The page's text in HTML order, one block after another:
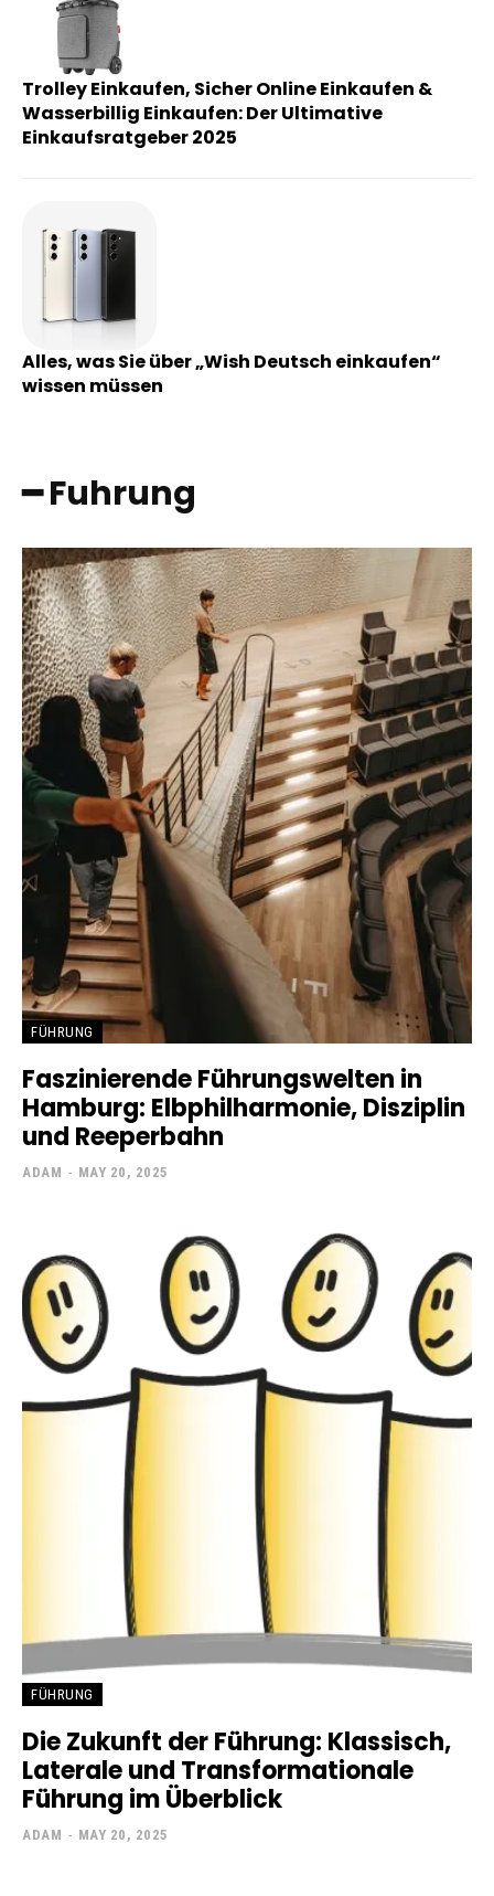
Trolley Einkaufen, Sicher Online Einkaufen &
Wasserbillig Einkaufen: Der Ultimative
Einkaufsratgeber 2025
Alles, was Sie über „Wish Deutsch einkaufen“
wissen müssen
━ Fuhrung
FÜHRUNG
Faszinierende Führungswelten in
Hamburg: Elbphilharmonie, Disziplin
und Reeperbahn
ADAM - MAY 20, 2025
FÜHRUNG
Die Zukunft der Führung: Klassisch,
Laterale und Transformationale
Führung im Überblick
ADAM - MAY 20, 2025